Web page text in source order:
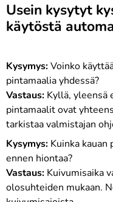
Usein kysytyt
käytöstä
Kysymys:Voinko
pintamaalia yhdessä?
Vastaus: Kyllä, yleensä
pintamaalit ovat
tarkistaa valmistajan
Kysymys: Kuinka
ennen hiontaa?
Vastaus: Kuivumisaika
olosuhteiden mukaan.